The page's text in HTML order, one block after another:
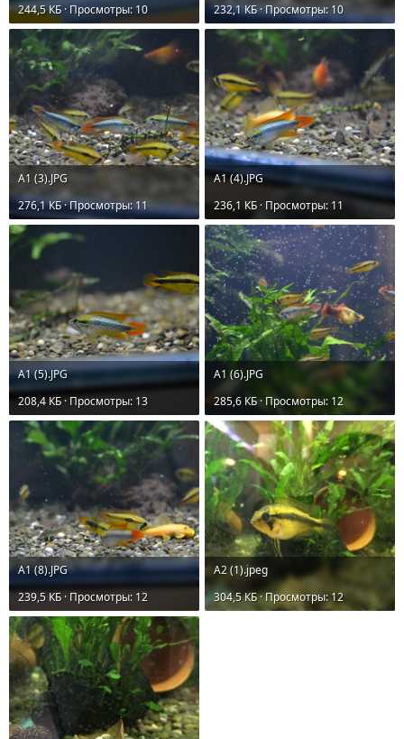
244,5 КБ · Просмотры: 10
232,1 КБ · Просмотры: 10
А1 (3).JPG
276,1 КБ · Просмотры: 11
А1 (4).JPG
236,1 КБ · Просмотры: 11
А1 (5).JPG
208,4 КБ · Просмотры: 13
А1 (6).JPG
285,6 КБ · Просмотры: 12
А1 (8).JPG
239,5 КБ · Просмотры: 12
А2 (1).jpeg
304,5 КБ · Просмотры: 12